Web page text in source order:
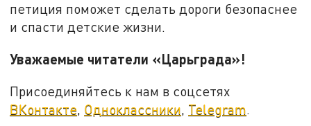
петиция поможет сделать дороги безопаснее
и спасти детские жизни.
Уважаемые читатели «Царьграда»!
Присоединяйтесь к нам в соцсетях
ВКонтакте, Одноклассники, Telegram.